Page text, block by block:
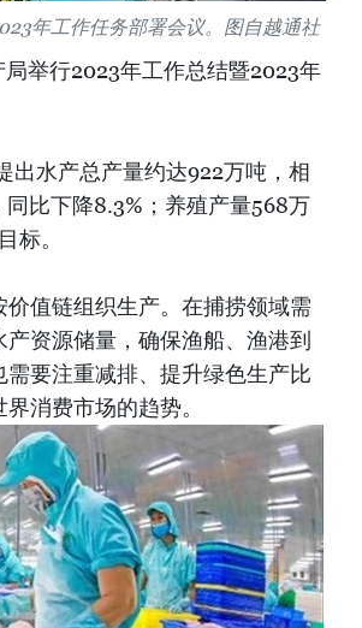
年工作任务部署会议。图自越通社
举行2023年工作总结暨2023年
出水产总产量约达922万吨，相
比下降8.3%；养殖产量568万
标。
值链组织生产。在捕捞领域需
资源储量，确保渔船、渔港到
要注重减排、提升绿色生产比
消费市场的趋势。